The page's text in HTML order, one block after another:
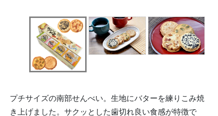
プチサイズの南部せんべい。生地にバターを練りこみ焼
き上げました。サクッとした歯切れ良い食感が特徴で